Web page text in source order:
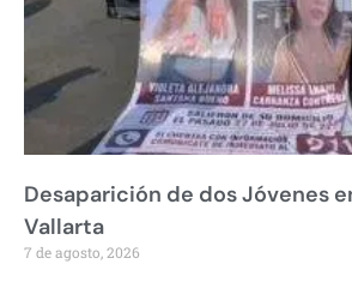
Desaparición de dos Jóvenes
Vallarta
7 de agosto, 2026